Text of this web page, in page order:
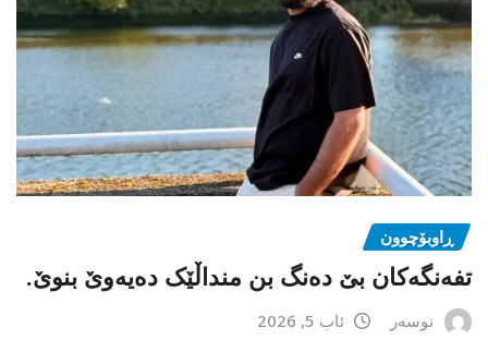
ڕاوبۆچوون
تفەنگەکان بێ دەنگ بن منداڵێک دەیەوێ بنوێ.
نوسەر ئاب 5, 2026